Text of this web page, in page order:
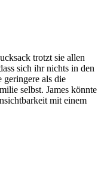
trotzt sie allen
sich ihr nichts in den
als die
selbst. James könnte
mit einem